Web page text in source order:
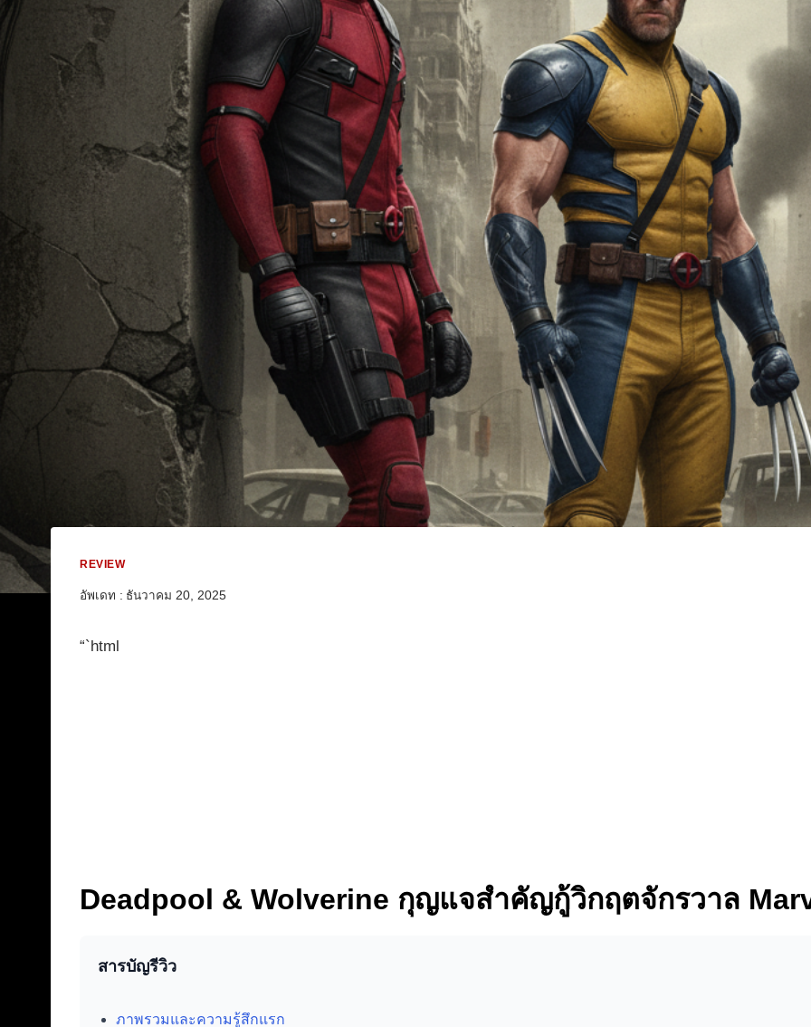
REVIEW
อัพเดท : ธันวาคม 20, 2025
“`html
Deadpool & Wolverine กุญแจสำคัญกู้วิกฤตจักรวาล
สารบัญรีวิว
ภาพรวมและความรู้สึกแรก